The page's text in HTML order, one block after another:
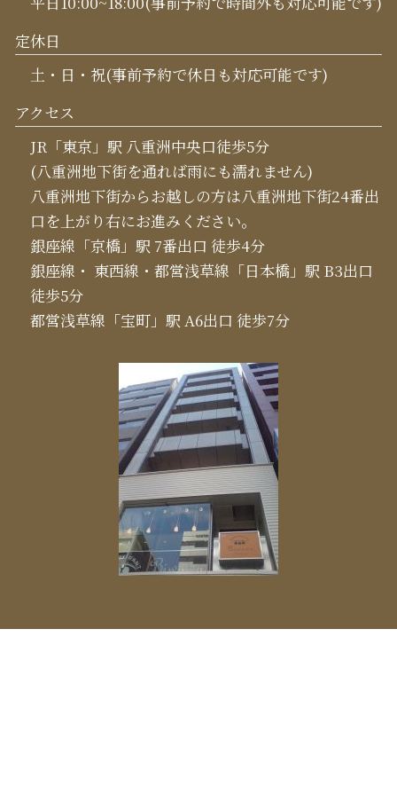
定休日
土・日・祝(事前予約で休日も対応可能です)
アクセス
JR「東京」駅 八重洲中央口徒歩5分
(八重洲地下街を通れば雨にも濡れません)
八重洲地下街からお越しの方は八重洲地下街24番出
口を上がり右にお進みください。
銀座線「京橋」駅 7番出口 徒歩4分
銀座線・ 東西線・都営浅草線「日本橋」駅 B3出口
徒歩5分
都営浅草線「宝町」駅 A6出口 徒歩7分